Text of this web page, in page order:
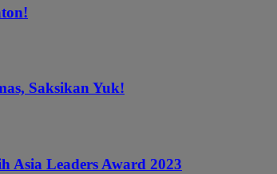
Saksikan Yuk!
Asia Leaders Award 2023